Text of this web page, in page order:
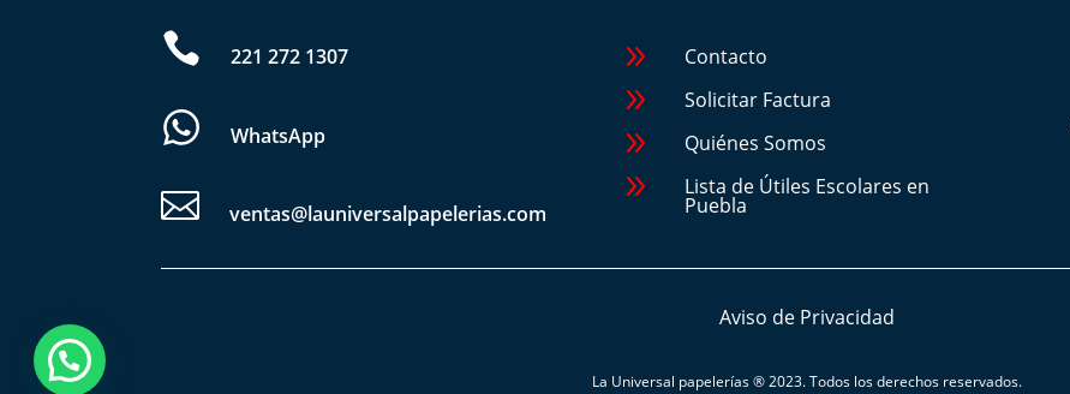

221 272 1307
WhatsApp
 ventas@launiversalpapelerias.com
9 Contacto
9 Solicitar Factura
9 Quiénes Somos
9 Lista de Útiles Escolares en
Puebla
Aviso de Privacidad
La Universal papelerías® 2023. Todos los derechos reservados.